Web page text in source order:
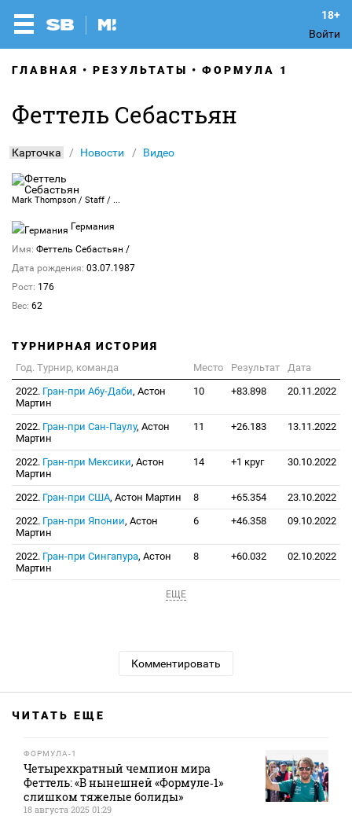
Войти
ГЛАВНАЯ РЕЗУЛЬТАТЫ ФОРМУЛА 1
Феттель Себастьян
Карточка Новости Видео
Mark Thompson / Staff / Getty Images Sport / Gettyimages.ru
Германия
Имя: Феттель Себастьян /
Дата рождения: 03.07.1987
Рост: 176
Вес: 62
ТУРНИРНАЯ ИСТОРИЯ
Год. Турнир, команда Место Результат
Дата
2022. Гран-при Абу-Даби, Астон
Мартин
10 +83.898 20.11.2022
2022. Гран-при Сан-Паулу, Астон
Мартин
11 +26.183 13.11.2022
2022. Гран-при Мексики, Астон
Мартин
14 +1 круг 30.10.2022
2022. Гран-при США, Астон Мартин 8 +65.354
23.10.2022
2022. Гран-при Японии, Астон
Мартин
6 +46.358 09.10.2022
2022. Гран-при Сингапура, Астон
Мартин
8 +60.032 02.10.2022
ЕЩЕ
Комментировать
ЧИТАТЬ ЕЩЕ
ФОРМУЛА-1
Четырехкратный чемпион мира
Феттель: «В нынешней «Формуле‑1»
слишком тяжелые болиды»
18 августа 2025 01:29